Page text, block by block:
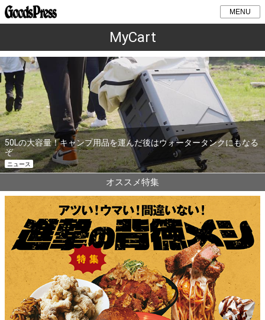
MENU
MyCart
50Lの大容量！キャンプ用品を運んだ後はウォータータンクにもなる
ぞ
ニュース
オススメ特集